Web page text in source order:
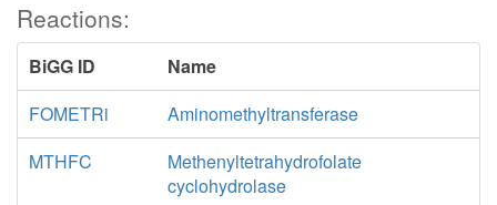
Reactions:
BiGG ID
Name
FOMETRi
Aminomethyltransferase
MTHFC
Methenyltetrahydrofolate
cyclohydrolase